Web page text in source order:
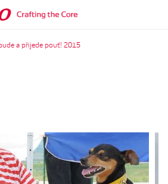
a přijede pouť! 2015